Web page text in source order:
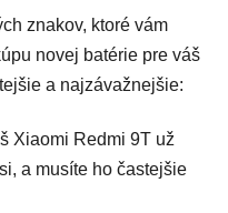
znakov, ktoré vám
novej batérie pre váš
a najzávažnejšie:
Xiaomi Redmi 9T už
a musíte ho častejšie